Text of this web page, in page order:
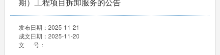
发布日期： 2025-11-21
成文日期： 2025-11-20
文 号：